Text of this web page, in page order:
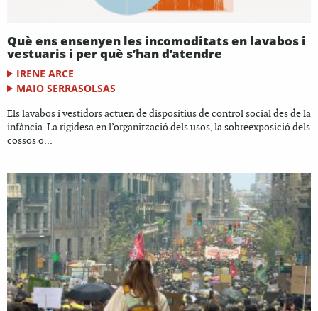
Què ens ensenyen les incomoditats en lavabos i
vestuaris i per què s’han d’atendre
IRENE ARCE
MAIO SERRASOLSAS
Els lavabos i vestidors actuen de dispositius de control social des de la
infància. La rigidesa en l’organització dels usos, la sobreexposició dels
cossos o...